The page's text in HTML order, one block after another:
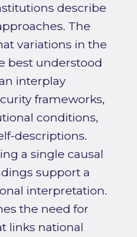
describe
The
variations in the
best understood
interplay
frameworks,
conditions,
descriptions.
a single causal
support a
interpretation.
the need for
links national